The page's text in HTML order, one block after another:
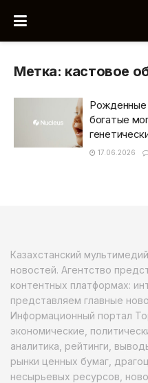
Метка: кастовое
Рожденные
богатые
17.06.2026
Казахстанский
новостей. Агентство
контентных платформах:
представляем главные
Информационный портал
экономические,
аналитика, рейтинги,
рынки ценных бумаг,
несырьевых ресурсов,